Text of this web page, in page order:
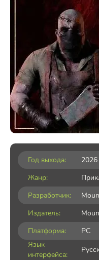
Год выхода:
2026
Жанр:
Разработчик:
Издатель:
Платформа:
PC
Язык
интерфейса: